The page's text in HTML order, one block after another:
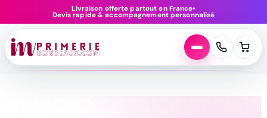
au
contenu
Livraison offerte partout en France•
Devis rapide & accompagnement personnalisé